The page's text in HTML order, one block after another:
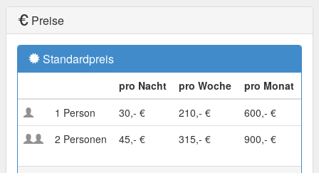
Preise
Standardpreis
pro Nacht pro Woche
pro Monat
1 Person
30,- € 210,- €
600,- €
2 Personen
45,- € 315,- € 900,- €